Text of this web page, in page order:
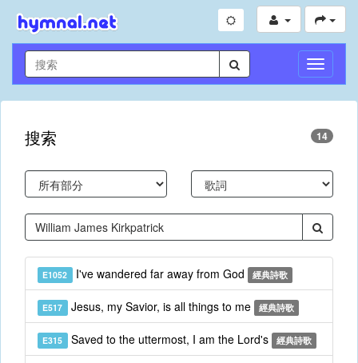
切
換
導
搜索 14
E1052 I've wandered far away from God 經典詩歌
E517 Jesus, my Savior, is all things to me 經典詩歌
E315 Saved to the uttermost, I am the Lord's 經典詩歌